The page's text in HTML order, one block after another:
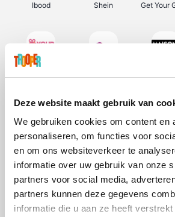
Deze website maakt gebruik van
We gebruiken cookies om content en
personaliseren, om functies voor
en om ons websiteverkeer te
informatie over uw gebruik van onze
partners voor social media,
partners kunnen deze gegevens
informatie die u aan ze heeft
Ibood Shein Get Your
Weekendesk Sarenza